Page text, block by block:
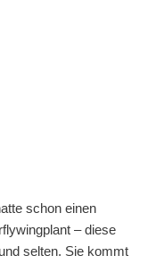
schon einen
– diese
selten. Sie kommt